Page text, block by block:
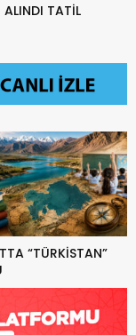
ALINDI TATİL
“TÜRKİSTAN”